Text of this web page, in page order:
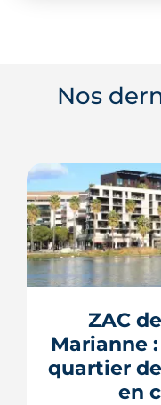
Nos
ZAC
Marianne
quartier
en